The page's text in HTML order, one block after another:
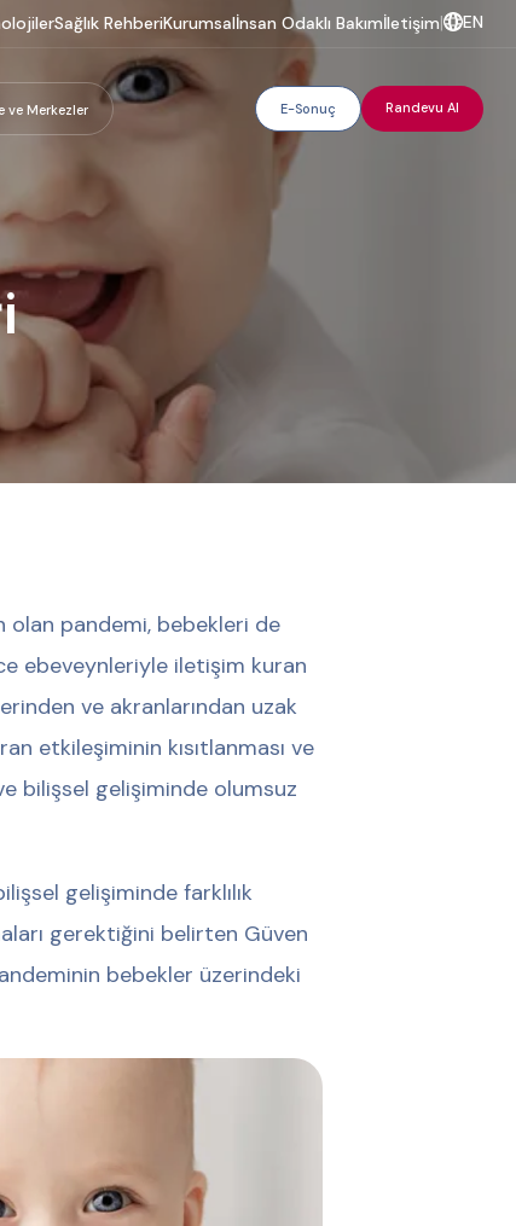
Sağlık RehberiKurumsalİnsan Odaklı Bakımİletişim| EN
ve Merkezler E-Sonuç Randevu Al
olan pandemi, bebekleri de
ebeveynleriyle iletişim kuran
ve akranlarından uzak
etkileşiminin kısıtlanması ve
bilişsel gelişiminde olumsuz
gelişiminde farklılık
gerektiğini belirten Güven
bebekler üzerindeki